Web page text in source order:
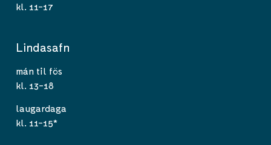
kl. 11-17
Lindasafn
mán til fös
kl. 13-18
laugardaga
kl. 11-15*